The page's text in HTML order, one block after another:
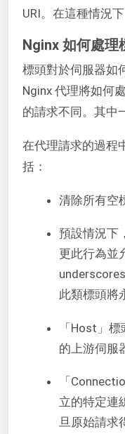
URI。在這種情況
Nginx 如何處理
標頭對於伺服器如
Nginx 代理將如何
的請求不同。其中
在代理請求的過程
括：
清除所有空
預設情況下
更此行為並
此類標頭將
「Host」
的上游伺服
「
立的特定連
旦原始請求